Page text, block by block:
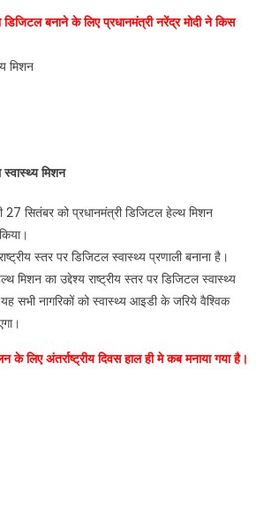
बनाने के लिए प्रधानमंत्री नरेंद्र मोदी ने किस
मिशन
मिशन
27 सितंबर को प्रधानमंत्री डिजिटल हेल्थ मिशन
स्तर पर डिजिटल स्वास्थ्य प्रणाली बनाना है।
मिशन का उद्देश्य राष्ट्रीय स्तर पर डिजिटल स्वास्थ्य
सभी नागरिकों को स्वास्थ्य आइडी के जरिये वैश्विक
के लिए अंतर्राष्ट्रीय दिवस हाल ही मे कब मनाया गया है।